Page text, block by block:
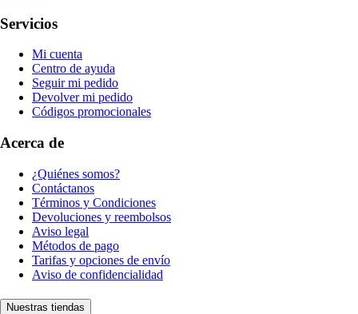
Servicios
Mi cuenta
Centro de ayuda
Seguir mi pedido
Devolver mi pedido
Códigos promocionales
Acerca de
¿Quiénes somos?
Contáctanos
Términos y Condiciones
Devoluciones y reembolsos
Aviso legal
Métodos de pago
Tarifas y opciones de envío
Aviso de confidencialidad
Nuestras tiendas